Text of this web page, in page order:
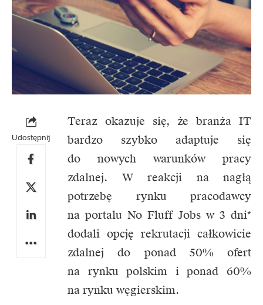
Udostępnij
Teraz okazuje się, że branża IT
bardzo szybko adaptuje się
do nowych warunków pracy
zdalnej. W reakcji na nagłą
potrzebę rynku pracodawcy
na portalu No Fluff Jobs w 3 dni*
dodali opcję rekrutacji całkowicie
zdalnej do ponad 50% ofert
na rynku polskim i ponad 60%
na rynku węgierskim.